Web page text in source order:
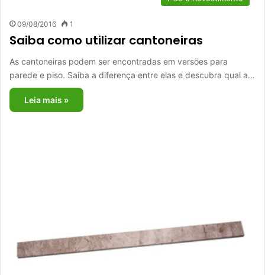
09/08/2016 1
Saiba como utilizar cantoneiras
As cantoneiras podem ser encontradas em versões para
parede e piso. Saiba a diferença entre elas e descubra qual a…
Leia mais »